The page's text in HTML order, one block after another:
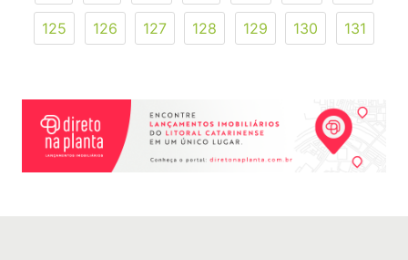
125 126 127 128 129 130 131